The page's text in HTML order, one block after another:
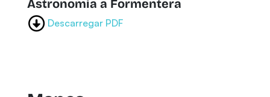
Astronomia a Formentera
Descarregar PDF